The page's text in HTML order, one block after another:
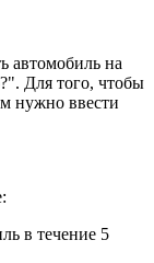
автомобиль на
Для того, чтобы
нужно ввести
в течение 5